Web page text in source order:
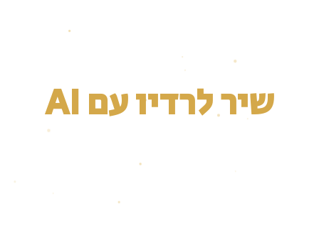
בשידור חי
שיר לרדיו עם AI
חינוך